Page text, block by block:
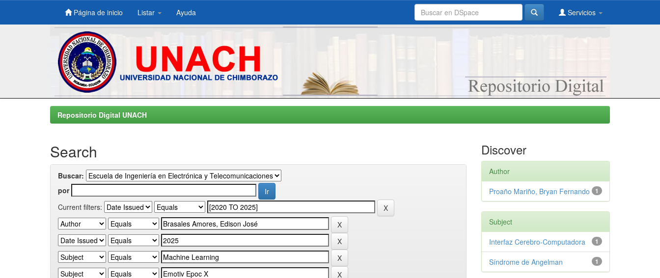
Skip
Página de inicio Listar Ayuda Servicios
Repositorio Digital UNACH
Search
Buscar:
por
Current filters:
Discover
Author
1
Proaño Mariño, Bryan Fernando
Subject
1
Interfaz Cerebro-Computadora
1
Síndrome de Angelman